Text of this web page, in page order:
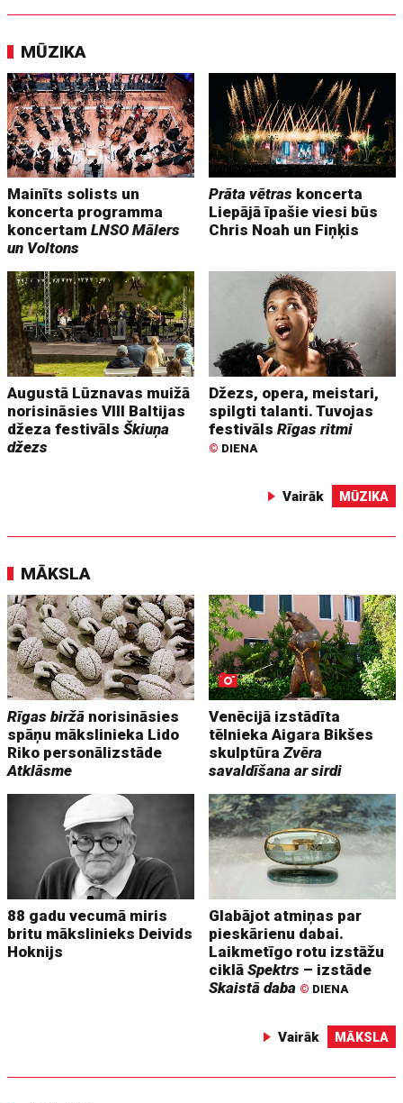
MŪZIKA
Mainīts solists un
koncerta programma
koncertamLNSO Mālers
un Voltons
Prāta vētras koncerta
Liepājā īpašie viesi būs
Chris Noah un Fiņķis
Augustā Lūznavas muižā
norisināsies VIII Baltijas
džeza festivālsŠkiuņa
džezs
Džezs, opera, meistari,
spilgti talanti. Tuvojas
festivālsRīgas ritmi
© DIENA
Vairāk MŪZIKA
MĀKSLA
Rīgas biržā norisināsies
spāņu mākslinieka Lido
Riko personālizstāde
Atklāsme
Venēcijā izstādīta
tēlnieka Aigara Bikšes
skulptūraZvēra
savaldīšana ar sirdi
88 gadu vecumā miris
britu mākslinieks Deivids
Hoknijs
Glabājot atmiņas par
pieskārienu dabai.
Laikmetīgo rotu izstāžu
ciklāSpektrs – izstāde
Skaistā daba © DIENA
Vairāk MĀKSLA